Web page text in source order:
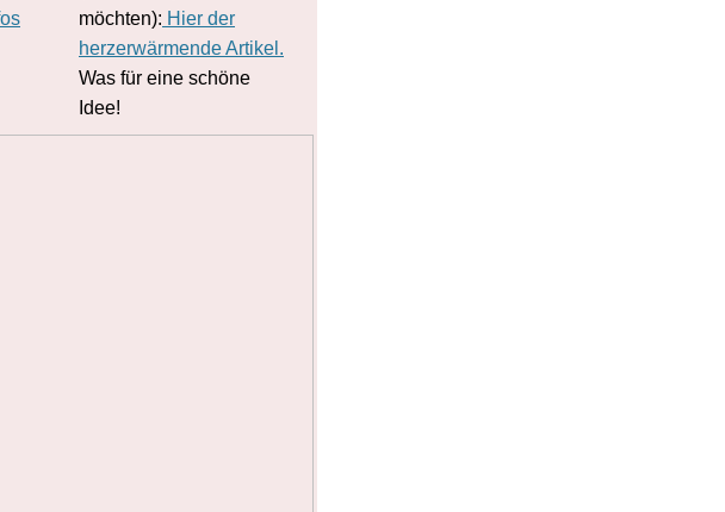
möchten): Hier der
herzerwärmende Artikel.
Was für eine schöne
Idee!